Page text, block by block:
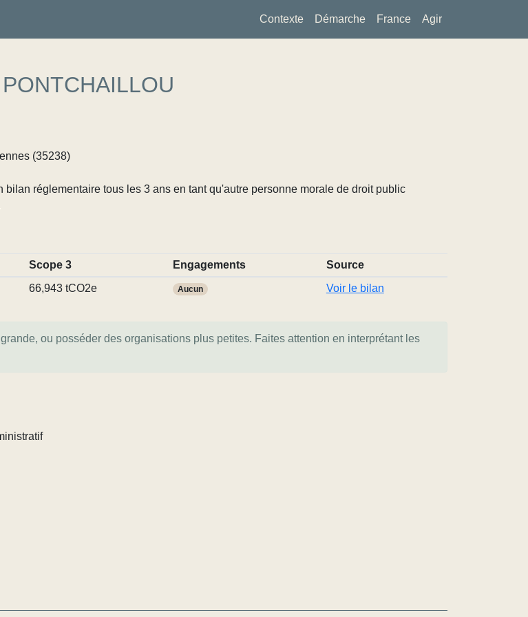
Contexte Démarche France Agir
(35238)
réglementaire tous les 3 ans en tant qu'autre personne morale de droit public
Scope 3 Engagements
Source
66,943 tCO2e Aucun Voir le bilan
ou posséder des organisations plus petites. Faites attention en interprétant les